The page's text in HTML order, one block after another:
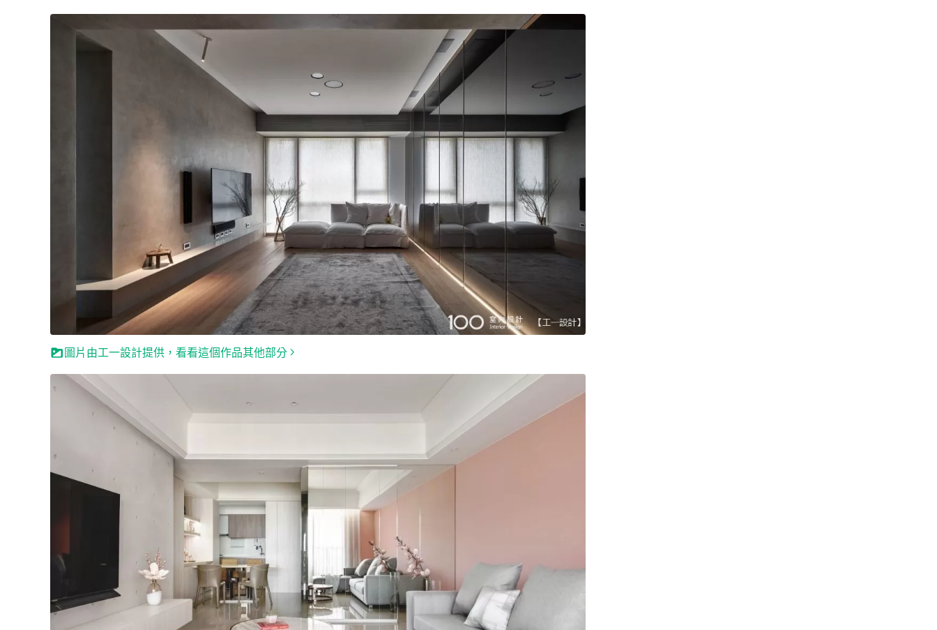
圖片由工一設計提供，看看這個作品其他部分